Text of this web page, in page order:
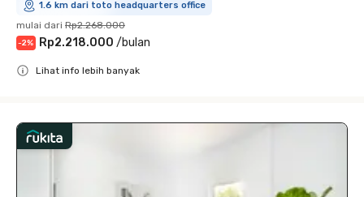
1.6 km dari toto headquarters office
mulai dari Rp2.268.000
-2% Rp2.218.000 /bulan
Lihat info lebih banyak